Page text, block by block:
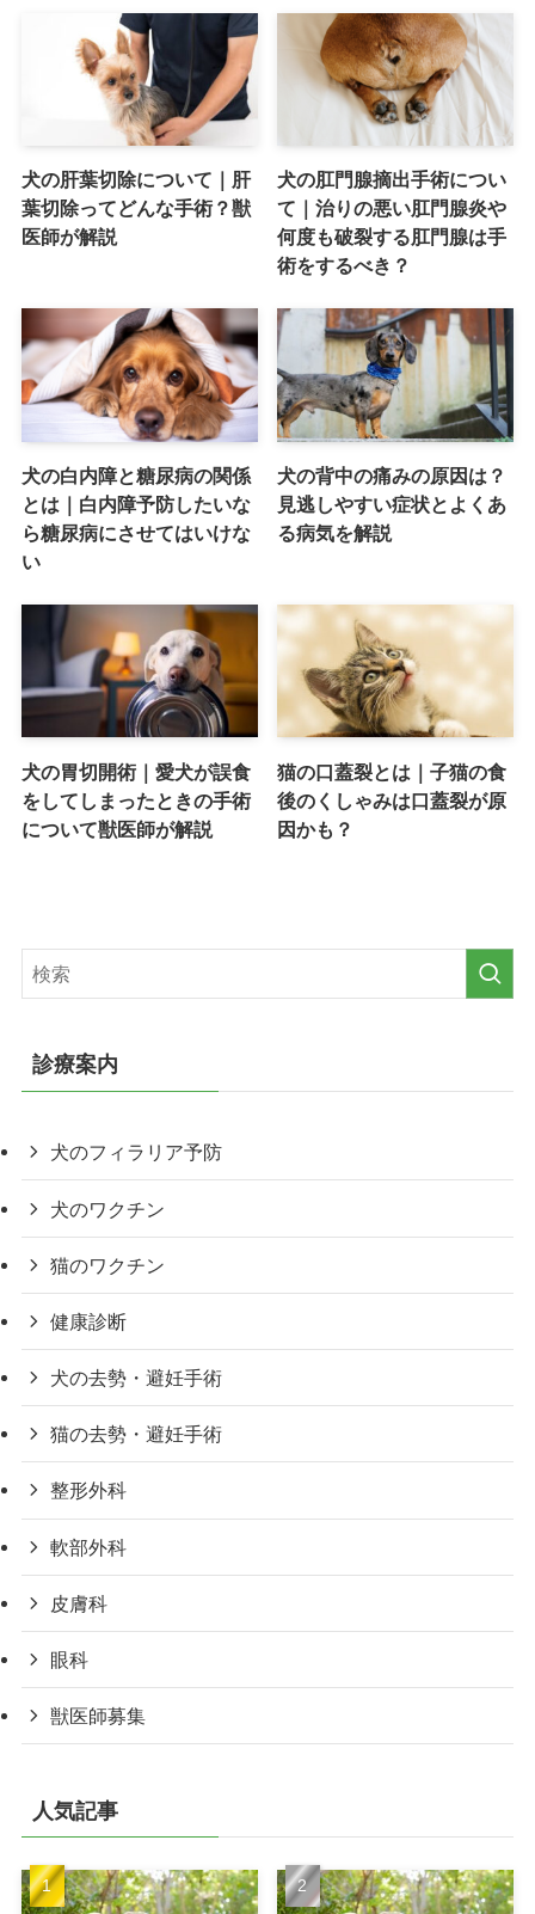
犬の肝葉切除について｜肝
葉切除ってどんな手術？獣
医師が解説
犬の肛門腺摘出手術につい
て｜治りの悪い肛門腺炎や
何度も破裂する肛門腺は手
術をするべき？
犬の白内障と糖尿病の関係
とは｜白内障予防したいな
ら糖尿病にさせてはいけな
い
犬の背中の痛みの原因は？
見逃しやすい症状とよくあ
る病気を解説
犬の胃切開術｜愛犬が誤食
をしてしまったときの手術
について獣医師が解説
猫の口蓋裂とは｜子猫の食
後のくしゃみは口蓋裂が原
因かも？
診療案内
犬のフィラリア予防
犬のワクチン
猫のワクチン
健康診断
犬の去勢・避妊手術
猫の去勢・避妊手術
整形外科
軟部外科
皮膚科
眼科
獣医師募集
人気記事